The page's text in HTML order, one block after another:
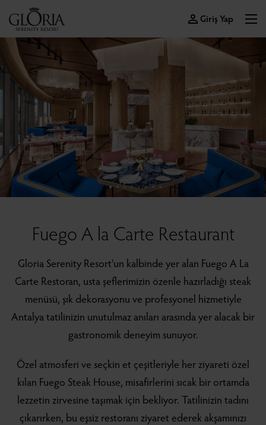
Giriş Yap
Fuego A la Carte Restaurant
Gloria Serenity Resort'un kalbinde yer alan Fuego A La
Carte Restoran, usta şeflerimizin özenle hazırladığı steak
menüsü, şık dekorasyonu ve profesyonel hizmetiyle
Antalya tatilinizin unutulmaz anıları arasında yer alacak bir
gastronomik deneyim sunuyor.
Özel atmosferi ve seçkin et çeşitleriyle her ziyareti özel
kılan Fuego Steak House, misafirlerini sıcak bir ortamda
lezzetin zirvesine taşımak için bekliyor. Tatilinizin tadını
çıkarırken, bu eşsiz restoranı ziyaret ederek akşamınızı